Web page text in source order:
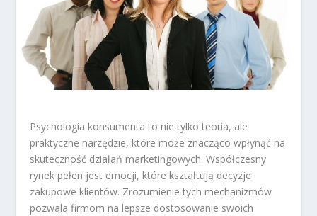
Psychologia konsumenta to nie tylko teoria, ale
praktyczne narzędzie, które może znacząco wpłynąć na
skuteczność działań marketingowych. Współczesny
rynek pełen jest emocji, które kształtują decyzje
zakupowe klientów. Zrozumienie tych mechanizmów
pozwala firmom na lepsze dostosowanie swoich